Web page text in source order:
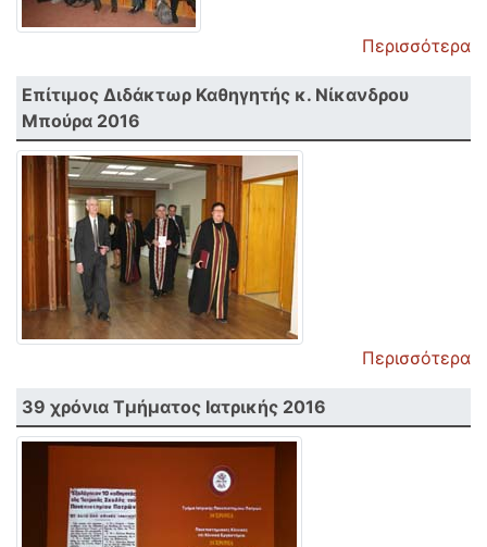
Περισσότερα
Επίτιμος Διδάκτωρ Καθηγητής κ. Νίκανδρου
Μπούρα 2016
Περισσότερα
39 χρόνια Τμήματος Ιατρικής 2016